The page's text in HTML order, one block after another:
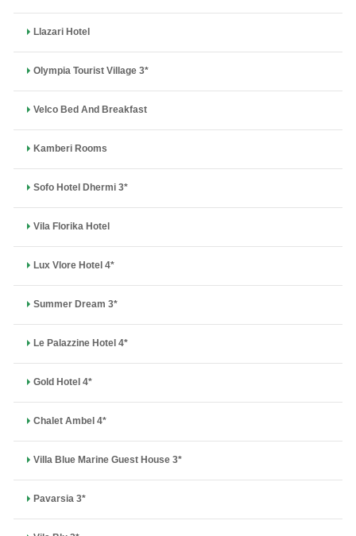
Llazari Hotel
Olympia Tourist Village 3*
Velco Bed And Breakfast
Kamberi Rooms
Sofo Hotel Dhermi 3*
Vila Florika Hotel
Lux Vlore Hotel 4*
Summer Dream 3*
Le Palazzine Hotel 4*
Gold Hotel 4*
Chalet Ambel 4*
Villa Blue Marine Guest House 3*
Pavarsia 3*